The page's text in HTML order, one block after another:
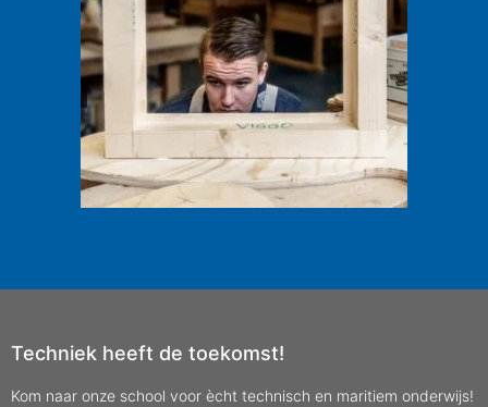
Techniek heeft de toekomst!
Kom naar onze school voor ècht technisch en maritiem onderwijs!